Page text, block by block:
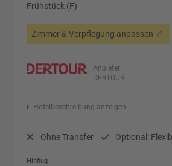
Frühstück (F)
Zimmer & Verpflegung anpassen
Anbieter:
DERTOUR
Hotelbeschreibung anzeigen
Ohne Transfer Optional:
Hinflug